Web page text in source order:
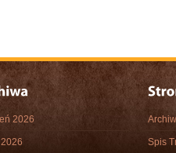
2026
Spis